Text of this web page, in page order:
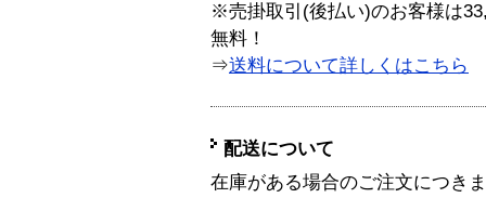
※売掛取引(後払い)のお客様は
無料！
⇒送料について詳しくはこちら
配送について
在庫がある場合のご注文につき